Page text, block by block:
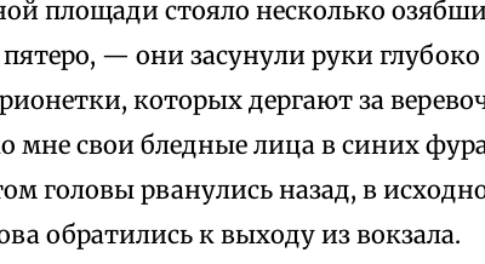
площади стояло несколько
— они засунули руки
которых дергают за
мне свои бледные лица в синих
головы рванулись назад, в
обратились к выходу из вокзала.